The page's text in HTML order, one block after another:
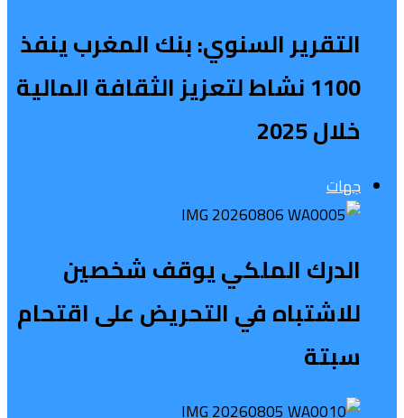
التقرير السنوي: بنك المغرب ينفذ
1100 نشاط لتعزيز الثقافة المالية
خلال 2025
جهات
الدرك الملكي يوقف شخصين
للاشتباه في التحريض على اقتحام
سبتة